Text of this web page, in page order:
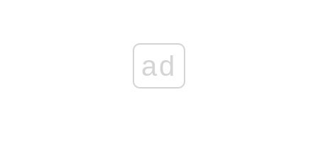
ad